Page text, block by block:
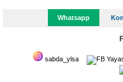
Whatsapp
sabda_ylsa